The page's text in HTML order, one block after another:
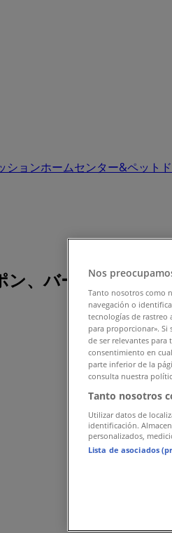
ションホームセンター&ペット
ン、バーゲン、セー
Nos
Tanto nosotros como
navegación o
tecnologías de rastreo
para proporcionar».
de ser relevantes para
consentimiento en
parte inferior de la
consulta nuestra
Tanto nosotros
Utilizar datos de
identificación.
personalizados,
Lista de asociados